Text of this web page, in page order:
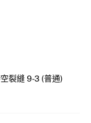
裂縫 9-3 (普通)